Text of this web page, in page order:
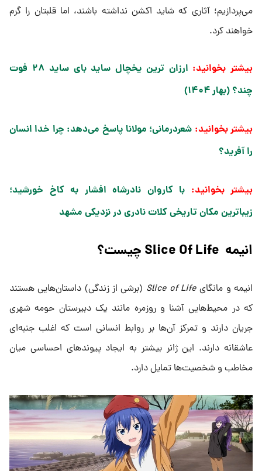
می‌پردازیم؛ آثاری که شاید اکشن نداشته باشند، اما قلبتان را گرم
خواهند کرد.
بیشتر بخوانید:
ارزان ترین یخچال ساید بای ساید ۲۸ فوت
چند؟ (بهار ۱۴۰۴)
بیشتر بخوانید: شعردرمانی؛ مولانا پاسخ می‌دهد: چرا خدا انسان
را آفرید؟
بیشتر بخوانید: با کاروان نادرشاه افشار به کاخ خورشید؛
زیباترین مکان تاریخی کلات نادری در نزدیکی مشهد
انیمه Slice Of Life چیست؟
انیمه و مانگای Slice of Life (برشی از زندگی) داستان‌هایی هستند
که در محیط‌هایی آشنا و روزمره مانند یک دبیرستان حومه شهری
جریان دارند و تمرکز آن‌ها بر روابط انسانی است که اغلب جنبه‌ای
عاشقانه دارند. این ژانر بیشتر به ایجاد پیوندهای احساسی میان
مخاطب و شخصیت‌ها تمایل دارد.